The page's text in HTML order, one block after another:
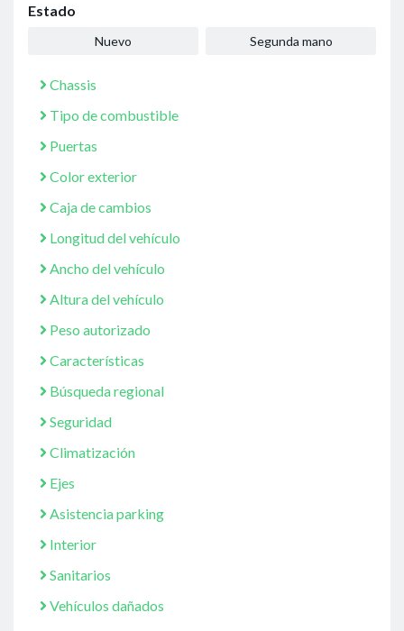
Estado
Nuevo Segunda mano
Chassis
Tipo de combustible
Puertas
Color exterior
Caja de cambios
Longitud del vehículo
Ancho del vehículo
Altura del vehículo
Peso autorizado
Características
Búsqueda regional
Seguridad
Climatización
Ejes
Asistencia parking
Interior
Sanitarios
Vehículos dañados